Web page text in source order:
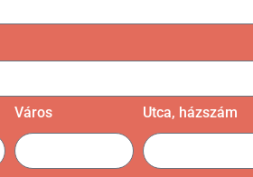
Város Utca, házszám